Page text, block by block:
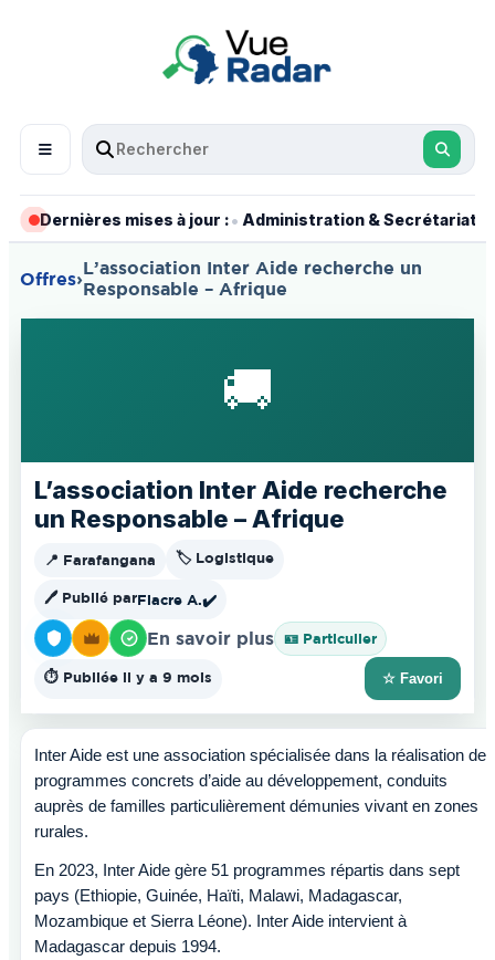
Dernières mises à jour :• Administration & Secrétariat
Offres›
L’association Inter Aide recherche un
Responsable – Afrique
🚚
L’association Inter Aide recherche
un Responsable – Afrique
📍 Farafangana 🏷️ Logistique
🖊️ Publié parFiacre A.✔️
En savoir plus 🪪 Particulier
⏱️ Publiée il y a 9 mois ☆ Favori
Inter Aide est une association spécialisée dans la réalisation de
programmes concrets d’aide au développement, conduits
auprès de familles particulièrement démunies vivant en zones
rurales.
En 2023, Inter Aide gère 51 programmes répartis dans sept
pays (Ethiopie, Guinée, Haïti, Malawi, Madagascar,
Mozambique et Sierra Léone). Inter Aide intervient à
Madagascar depuis 1994.